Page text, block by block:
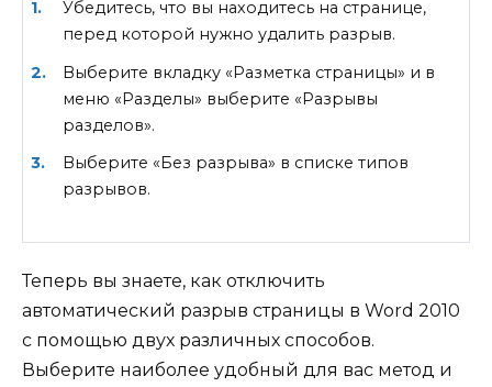
Убедитесь, что вы находитесь на странице,
перед которой нужно удалить разрыв.
Выберите вкладку «Разметка страницы» и в
меню «Разделы» выберите «Разрывы
разделов».
Выберите «Без разрыва» в списке типов
разрывов.
Теперь вы знаете, как отключить
автоматический разрыв страницы в Word 2010
с помощью двух различных способов.
Выберите наиболее удобный для вас метод и